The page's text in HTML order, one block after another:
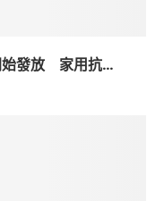
始發放 家用抗...